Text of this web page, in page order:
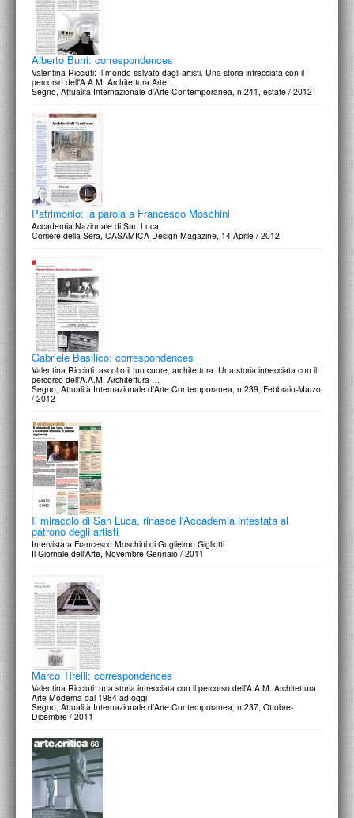
Alberto Burri: correspondences
Valentina Ricciuti: Il mondo salvato dagli artisti. Una storia intrecciata con il
percorso dell'A.A.M. Architettura Arte…
Segno, Attualità Internazionale d'Arte Contemporanea, n.241, estate / 2012
Patrimonio: la parola a Francesco Moschini
Accademia Nazionale di San Luca
Corriere della Sera, CASAMICA Design Magazine, 14 Aprile / 2012
Gabriele Basilico: correspondences
Valentina Ricciuti: ascolto il tuo cuore, architettura. Una storia intrecciata con il
percorso dell'A.A.M. Architettura …
Segno, Attualità Internazionale d'Arte Contemporanea, n.239, Febbraio-Marzo
/ 2012
Il miracolo di San Luca, rinasce l'Accademia intestata al
patrono degli artisti
Intervista a Francesco Moschini di Guglielmo Gigliotti
Il Giornale dell'Arte, Novembre-Gennaio / 2011
Marco Tirelli: correspondences
Valentina Ricciuti: una storia intrecciata con il percorso dell'A.A.M. Architettura
Arte Moderna dal 1984 ad oggi
Segno, Attualità Internazionale d'Arte Contemporanea, n.237, Ottobre-
Dicembre / 2011